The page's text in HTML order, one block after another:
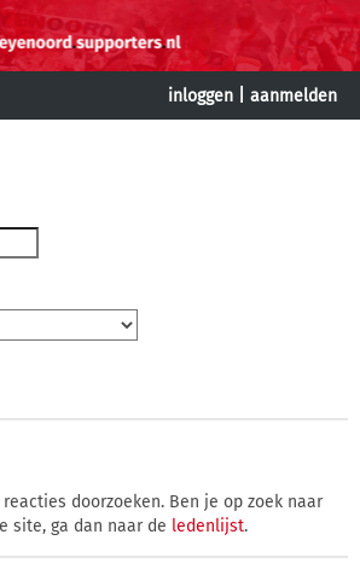
inloggen aanmelden
doorzoeken. Ben je op zoek naar
site, ga dan naar de ledenlijst.